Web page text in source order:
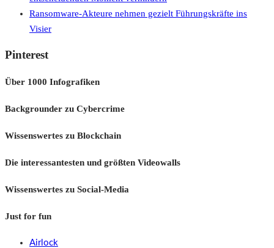
Ransomware-Akteure nehmen gezielt Führungskräfte ins
Visier
Pinterest
Über 1000 Infografiken
Backgrounder zu Cybercrime
Wissenswertes zu Blockchain
Die interessantesten und größten Videowalls
Wissenswertes zu Social-Media
Just for fun
Airlock